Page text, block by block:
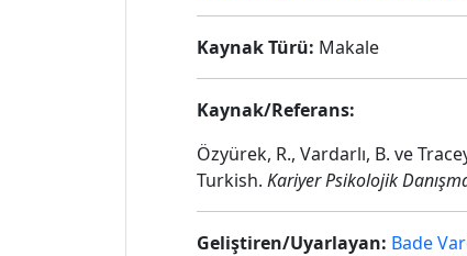
Kaynak Türü: Makale
Kaynak/Referans:
Özyürek, R., Vardarlı, B. ve
Turkish. Kariyer Psikolojik
Geliştiren/Uyarlayan: Bade